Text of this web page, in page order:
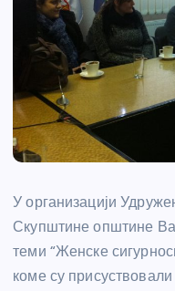
У организацији
Скупштине општине
теми “Женске
коме су